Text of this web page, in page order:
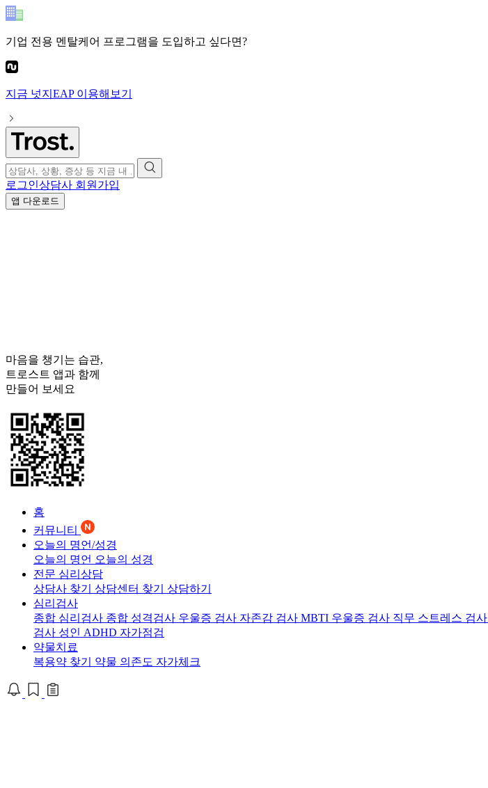
기업 전용 멘탈케어 프로그램을 도입하고 싶다면?
지금 넛지EAP이용해보기
로그인상담사 회원가입
앱 다운로드
마음을 챙기는 습관,
트로스트 앱과 함께
만들어 보세요
홈
커뮤니티
오늘의 명언/성경
오늘의 명언 오늘의 성경
전문 심리상담
상담사 찾기 상담센터 찾기 상담하기
심리검사
종합 심리검사 종합 성격검사 우울증 검사 자존감 검사 MBTI 우울증 검사 직무 스트레스 검사
검사 성인 ADHD 자가점검
약물치료
복용약 찾기 약물 의존도 자가체크